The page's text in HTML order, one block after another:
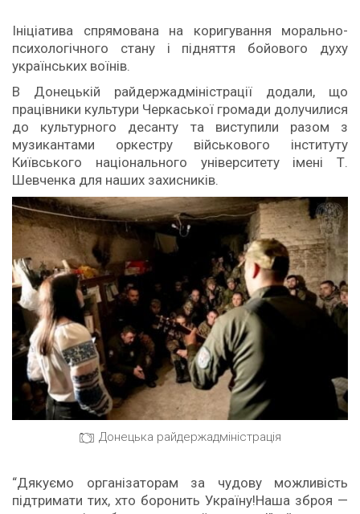
Ініціатива спрямована на коригування морально-
психологічного стану і підняття бойового духу
українських воїнів.
В Донецькій райдержадміністрації додали, що
працівники культури Черкаської громади долучилися
до культурного десанту та виступили разом з
музикантами оркестру військового інституту
Київського національного університету імені Т.
Шевченка для наших захисників.
Донецька райдержадміністрація
“Дякуємо організаторам за чудову можливість
підтримати тих, хто боронить Україну!Наша зброя —